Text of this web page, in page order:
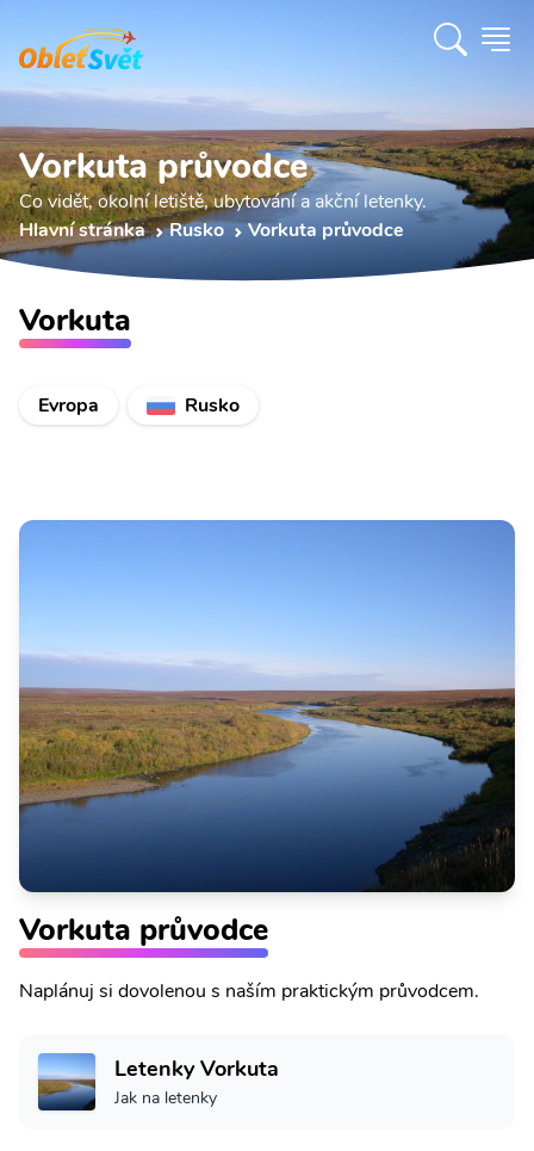
Vorkuta průvodce
Co vidět, okolní letiště, ubytování a akční letenky.
Hlavní stránka
Rusko Vorkuta průvodce
Vorkuta
Evropa Rusko
Vorkuta průvodce
Naplánuj si dovolenou s naším praktickým průvodcem.
Letenky Vorkuta
Jak na letenky